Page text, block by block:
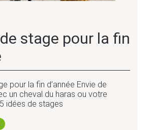
stage pour la fin
pour la fin d’année Envie de
un cheval du haras ou votre
idées de stages